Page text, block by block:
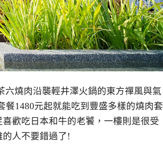
燒肉沿襲輕井澤火鍋的東方禪風與氣
1480元起就能吃到豐盛多樣的燒肉套
歡吃日本和牛的老饕，一樓則是很受
人不要錯過了!